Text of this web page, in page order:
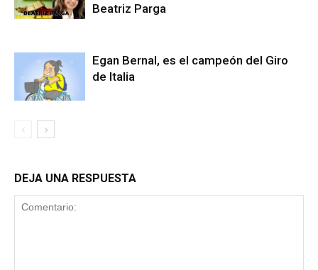
Beatriz Parga
Egan Bernal, es el campeón del Giro
de Italia
DEJA UNA RESPUESTA